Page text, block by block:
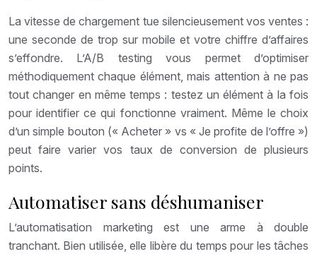
La vitesse de chargement tue silencieusement vos ventes :
une seconde de trop sur mobile et votre chiffre d’affaires
s’effondre. L’A/B testing vous permet d’optimiser
méthodiquement chaque élément, mais attention à ne pas
tout changer en même temps : testez un élément à la fois
pour identifier ce qui fonctionne vraiment. Même le choix
d’un simple bouton (« Acheter » vs « Je profite de l’offre »)
peut faire varier vos taux de conversion de plusieurs
points.
Automatiser sans déshumaniser
L’automatisation marketing est une arme à double
tranchant. Bien utilisée, elle libère du temps pour les tâches